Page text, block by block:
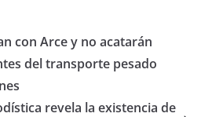
con Arce y no acatarán
del transporte pesado
revela la existencia de